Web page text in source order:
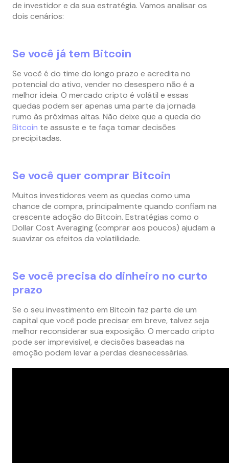
de investidor e da sua estratégia. Vamos analisar os
dois cenários:
Se você já tem Bitcoin
Se você é do time do longo prazo e acredita no
potencial do ativo, vender no desespero não é a
melhor ideia. O mercado cripto é volátil e essas
quedas podem ser apenas uma parte da jornada
rumo às próximas altas. Não deixe que a queda do
Bitcoin te assuste e te faça tomar decisões
precipitadas.
Se você quer comprar Bitcoin
Muitos investidores veem as quedas como uma
chance de compra, principalmente quando confiam na
crescente adoção do Bitcoin. Estratégias como o
Dollar Cost Averaging (comprar aos poucos) ajudam a
suavizar os efeitos da volatilidade.
Se você precisa do dinheiro no curto
prazo
Se o seu investimento em Bitcoin faz parte de um
capital que você pode precisar em breve, talvez seja
melhor reconsiderar sua exposição. O mercado cripto
pode ser imprevisível, e decisões baseadas na
emoção podem levar a perdas desnecessárias.